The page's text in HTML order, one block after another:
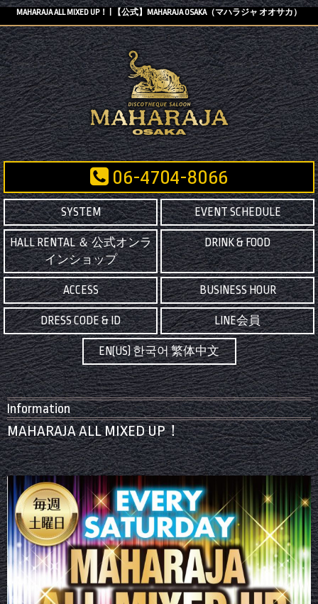
MAHARAJA ALL MIXED UP！ | 【公式】MAHARAJA OSAKA（マハラジャ オオサカ）
06-4704-8066
SYSTEM EVENT SCHEDULE
HALL RENTAL ＆ 公式オンラ
インショップ
DRINK & FOOD
ACCESS BUSINESS HOUR
DRESS CODE & ID LINE会員
EN(US) 한국어 繁体中文
Information
MAHARAJA ALL MIXED UP！